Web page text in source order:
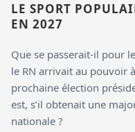
LE SPORT
EN 2027
Que se passerait-il pour
le RN arrivait au pouvoir
prochaine élection
est, s’il obtenait une
nationale ?